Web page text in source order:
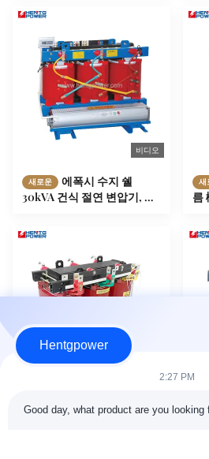
비디오
새로운
에폭시 수지 쉘
30kVA 건식 절연 변압기, 민
새
름
트랜스포머 습기 방지 구조
변
Hentgpower
2:27 PM
Good day, what product are you looking